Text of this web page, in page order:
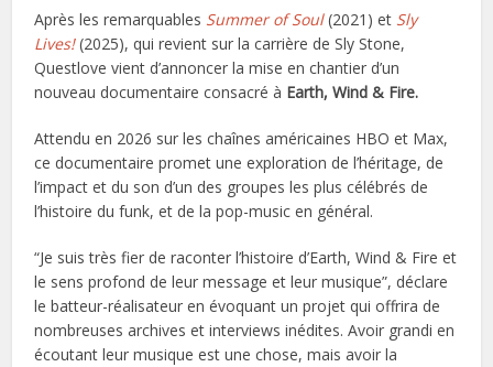
Après les remarquables Summer of Soul (2021) et Sly
Lives! (2025), qui revient sur la carrière de Sly Stone,
Questlove vient d’annoncer la mise en chantier d’un
nouveau documentaire consacré à Earth, Wind & Fire.
Attendu en 2026 sur les chaînes américaines HBO et Max,
ce documentaire promet une exploration de l’héritage, de
l’impact et du son d’un des groupes les plus célébrés de
l’histoire du funk, et de la pop-music en général.
“Je suis très fier de raconter l’histoire d’Earth, Wind & Fire et
le sens profond de leur message et leur musique”, déclare
le batteur-réalisateur en évoquant un projet qui offrira de
nombreuses archives et interviews inédites. Avoir grandi en
écoutant leur musique est une chose, mais avoir la